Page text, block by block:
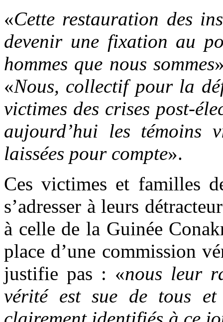
«Cette restauration des
devenir une fixation au
hommes que nous sommes
«Nous, collectif pour la
victimes des crises post-
aujourd’hui les témoins
laissées pour compte».
Ces victimes et familles
s’adresser à leurs
à celle de la Guinée
place d’une commission
justifie pas : «nous leur
vérité est sue de tous